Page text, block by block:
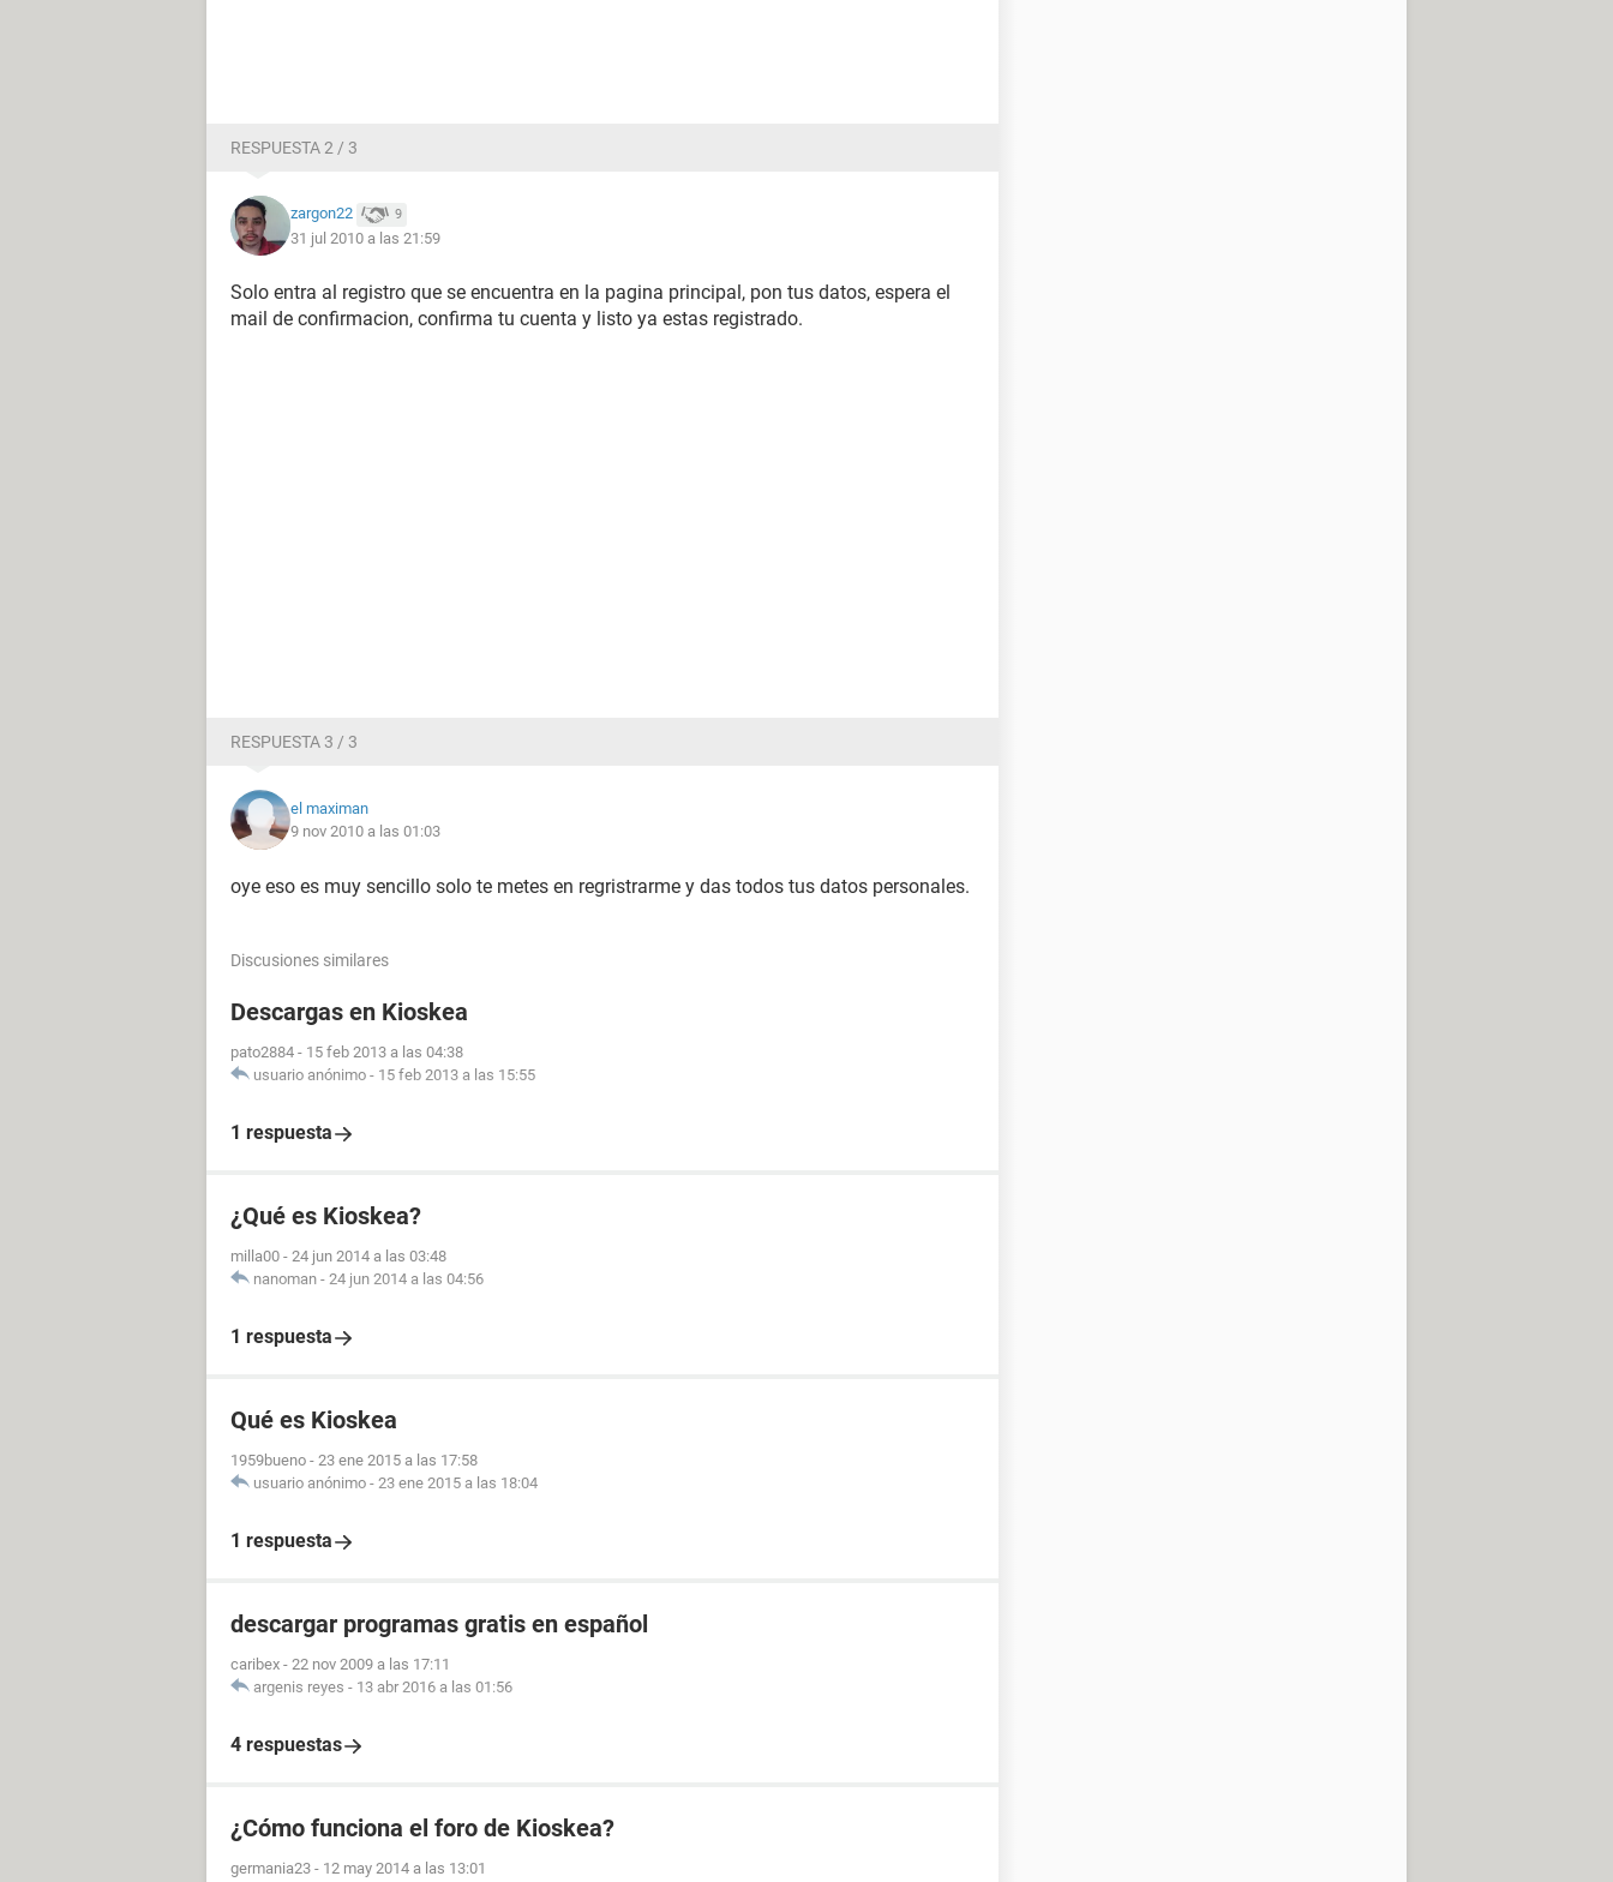
RESPUESTA 2 / 3
zargon22 9
31 jul 2010 a las 21:59
Solo entra al registro que se encuentra en la pagina principal, pon tus datos, espera el
mail de confirmacion, confirma tu cuenta y listo ya estas registrado.
RESPUESTA 3 / 3
el maximan
9 nov 2010 a las 01:03
oye eso es muy sencillo solo te metes en regristrarme y das todos tus datos personales.
Discusiones similares
Descargas en Kioskea
pato2884 - 15 feb 2013 a las 04:38
usuario anónimo - 15 feb 2013 a las 15:55
1 respuesta
¿Qué es Kioskea?
milla00 - 24 jun 2014 a las 03:48
nanoman - 24 jun 2014 a las 04:56
1 respuesta
Qué es Kioskea
1959bueno - 23 ene 2015 a las 17:58
usuario anónimo - 23 ene 2015 a las 18:04
1 respuesta
descargar programas gratis en español
caribex - 22 nov 2009 a las 17:11
argenis reyes - 13 abr 2016 a las 01:56
4 respuestas
¿Cómo funciona el foro de Kioskea?
germania23 - 12 may 2014 a las 13:01